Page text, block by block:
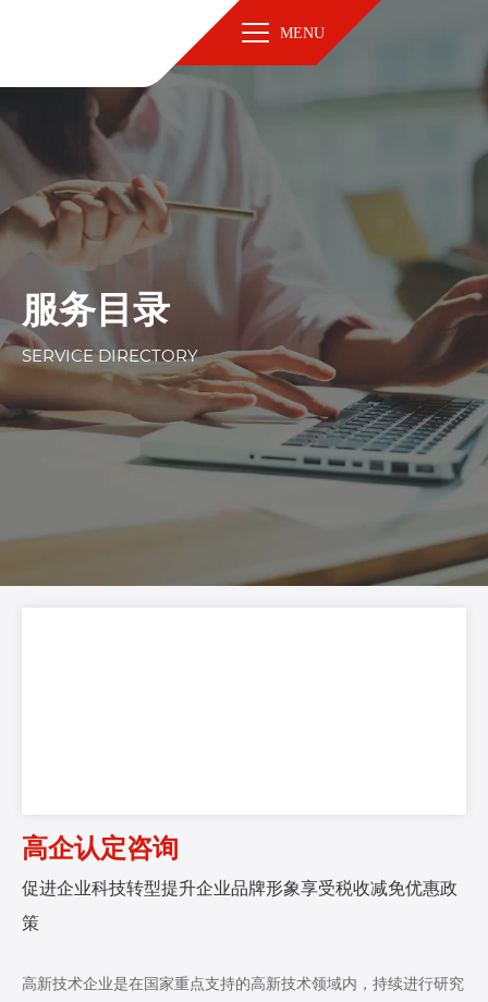
MENU
服务目录
SERVICE DIRECTORY
高企认定咨询
促进企业科技转型提升企业品牌形象享受税收减免优惠政
策
高新技术企业是在国家重点支持的高新技术领域内，持续进行研究